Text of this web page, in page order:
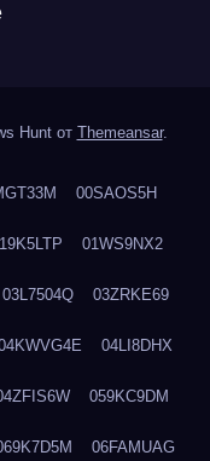
Hunt от Themeansar.
00SAOS5H
01WS9NX2
03L7504Q 03ZRKE69
04LI8DHX
059KC9DM
06FAMUAG